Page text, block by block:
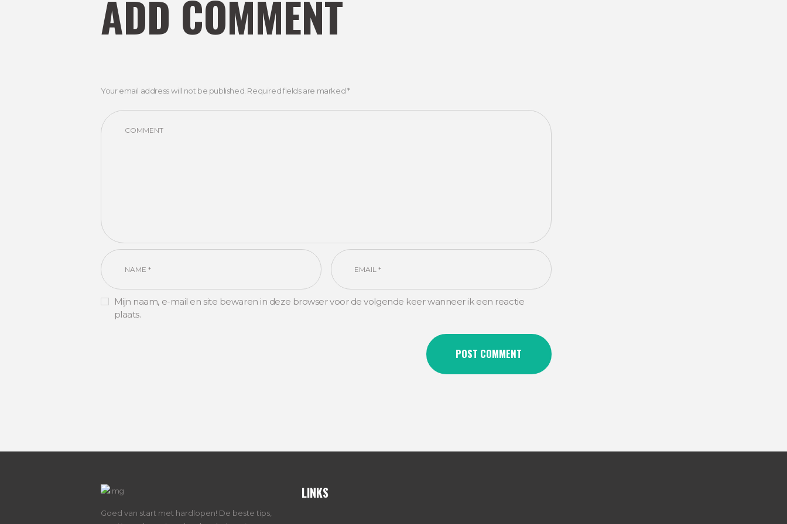
ADD COMMENT
Your email address will not be published. Required fields are marked *
Mijn naam, e-mail en site bewaren in deze browser voor de volgende keer wanneer ik een reactie
plaats.
Goed van start met hardlopen! De beste tips,
LINKS